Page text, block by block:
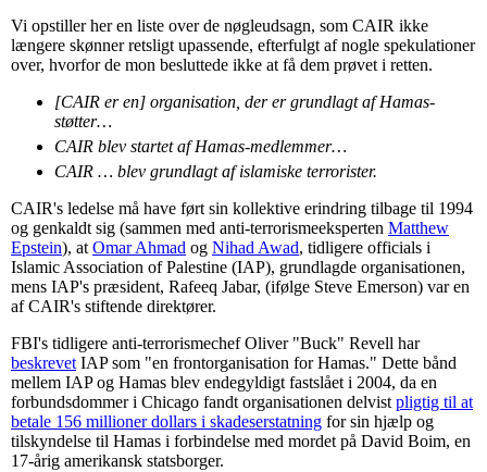
Vi opstiller her en liste over de nøgleudsagn, som CAIR ikke
længere skønner retsligt upassende, efterfulgt af nogle spekulationer
over, hvorfor de mon besluttede ikke at få dem prøvet i retten.
[CAIR er en] organisation, der er grundlagt af Hamas-
støtter…
CAIR blev startet af Hamas-medlemmer…
CAIR … blev grundlagt af islamiske terrorister.
CAIR's ledelse må have ført sin kollektive erindring tilbage til 1994
og genkaldt sig (sammen med anti-terrorismeeksperten Matthew
Epstein), at Omar Ahmad og Nihad Awad, tidligere officials i
Islamic Association of Palestine (IAP), grundlagde organisationen,
mens IAP's præsident, Rafeeq Jabar, (ifølge Steve Emerson) var en
af CAIR's stiftende direktører.
FBI's tidligere anti-terrorismechef Oliver "Buck" Revell har
beskrevet IAP som "en frontorganisation for Hamas." Dette bånd
mellem IAP og Hamas blev endegyldigt fastslået i 2004, da en
forbundsdommer i Chicago fandt organisationen delvist pligtig til at
betale 156 millioner dollars i skadeserstatning for sin hjælp og
tilskyndelse til Hamas i forbindelse med mordet på David Boim, en
17-årig amerikansk statsborger.